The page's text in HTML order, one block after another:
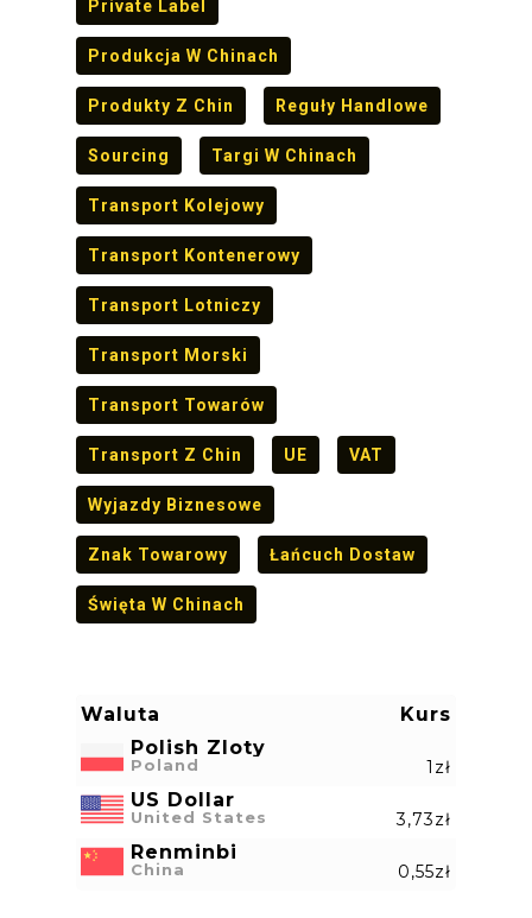
Private Label
Produkcja W Chinach
Produkty Z Chin Reguły Handlowe
Sourcing Targi W Chinach
Transport Kolejowy
Transport Kontenerowy
Transport Lotniczy
Transport Morski
Transport Towarów
Transport Z Chin UE VAT
Wyjazdy Biznesowe
Znak Towarowy Łańcuch Dostaw
Święta W Chinach
Waluta
Kurs
Polish Zloty
Poland 1zł
US Dollar
United States 3,73zł
Renminbi
China 0,55zł